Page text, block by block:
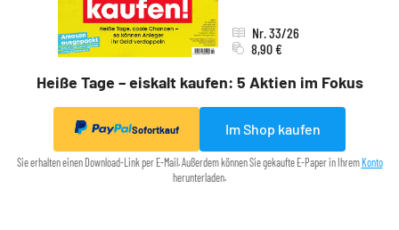
Heiße Tage – eiskalt kaufen: 5 Aktien im Fokus
Nr. 33/26
8,90 €
Sofortkauf Im Shop kaufen
Sie erhalten einen Download-Link per E-Mail. Außerdem können Sie gekaufte E-Paper in Ihrem Konto
herunterladen.